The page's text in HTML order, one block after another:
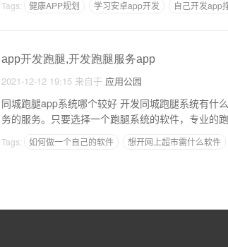
Tags: 健康APP规划 学习安卓app开发 自己开发app
app开发跑腿,开发跑腿服务app
2021-12-12 19:15 来自于 应用公园
同城跑腿app系统哪个较好 开发同城跑腿系统有什
务的服务。只要选择一个跑腿系统的软件，专业的
Tags: 如何做一个自己的软件 想开网上超市需什么软件